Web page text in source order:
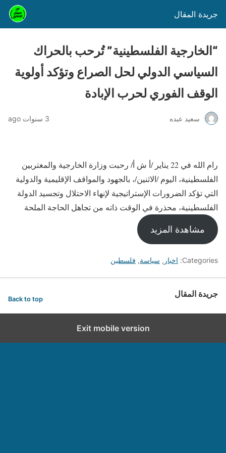
جريدة المقال
“الخارجية الفلسطينية” تُرحب بالحراك
السياسي الدولي لحل الصراع وتؤكد أولوية
الوقف الفوري لحرب الإبادة
سعيد عبده 3 سنوات ago
رام الله في 22 يناير /أ ش أ/ رحبت وزارة الخارجية والمغتربين
الفلسطينية، اليوم /الاثنين/، بالجهود والمواقف الإقليمية والدولية
التي تؤكد الضرورات الإستراتيجية لإنهاء الاحتلال وتجسيد الدولة
الفلسطينية، محذرة في الوقت ذاته من تجاهل الحاجة الملحة
مشاهدة المزيد
Categories: اخبار , سياسة, فلسطين
جريدة المقال Back to top
Exit mobile version